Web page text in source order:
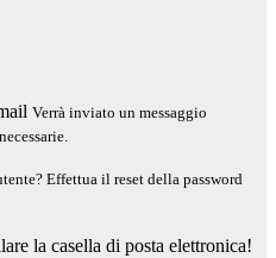
Verrà inviato un messaggio
Effettua il reset della password
la casella di posta elettronica!